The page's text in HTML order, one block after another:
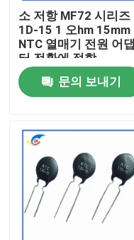
공장 투어
품질 관리
저희와 연락
뉴스
사건
소 저항 MF72 시리즈
1D-15 1 오hm 15mm
NTC 열매기 전원 어댑
터 전환에 적합
문의 보내기